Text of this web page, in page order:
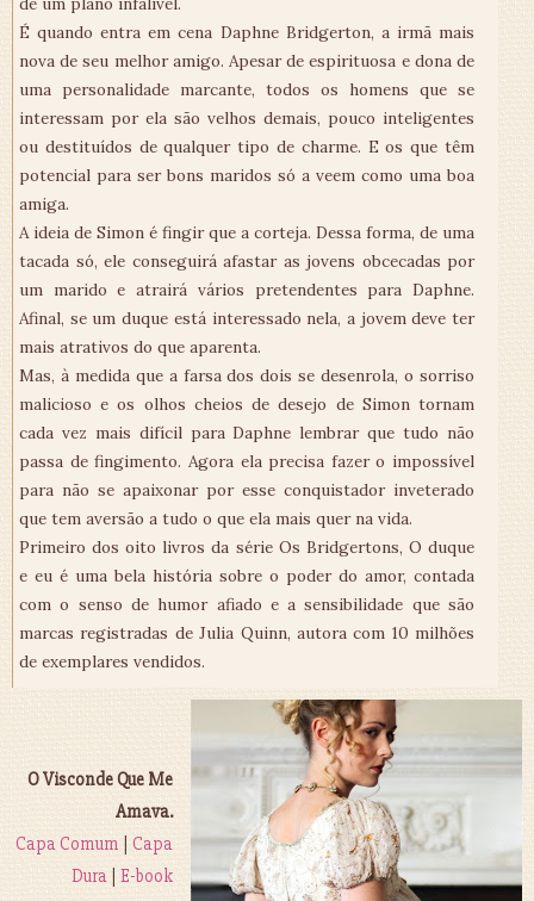
É quando entra em cena Daphne Bridgerton, a irmã mais
nova de seu melhor amigo. Apesar de espirituosa e dona de
uma personalidade marcante, todos os homens que se
interessam por ela são velhos demais, pouco inteligentes
ou destituídos de qualquer tipo de charme. E os que têm
potencial para ser bons maridos só a veem como uma boa
amiga.
A ideia de Simon é fingir que a corteja. Dessa forma, de uma
tacada só, ele conseguirá afastar as jovens obcecadas por
um marido e atrairá vários pretendentes para Daphne.
Afinal, se um duque está interessado nela, a jovem deve ter
mais atrativos do que aparenta.
Mas, à medida que a farsa dos dois se desenrola, o sorriso
malicioso e os olhos cheios de desejo de Simon tornam
cada vez mais difícil para Daphne lembrar que tudo não
passa de fingimento. Agora ela precisa fazer o impossível
para não se apaixonar por esse conquistador inveterado
que tem aversão a tudo o que ela mais quer na vida.
Primeiro dos oito livros da série Os Bridgertons, O duque
e eu é uma bela história sobre o poder do amor, contada
com o senso de humor afiado e a sensibilidade que são
marcas registradas de Julia Quinn, autora com 10 milhões
de exemplares vendidos.
O Visconde Que Me
Amava.
Capa Comum| Capa
Dura|E-book